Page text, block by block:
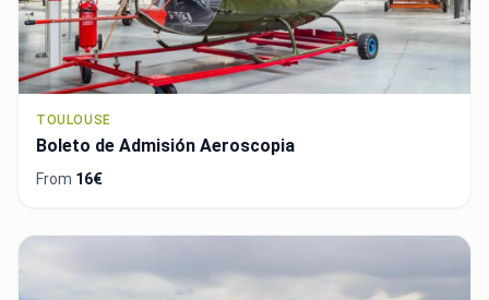
TOULOUSE
Boleto de Admisión Aeroscopia
From 16€